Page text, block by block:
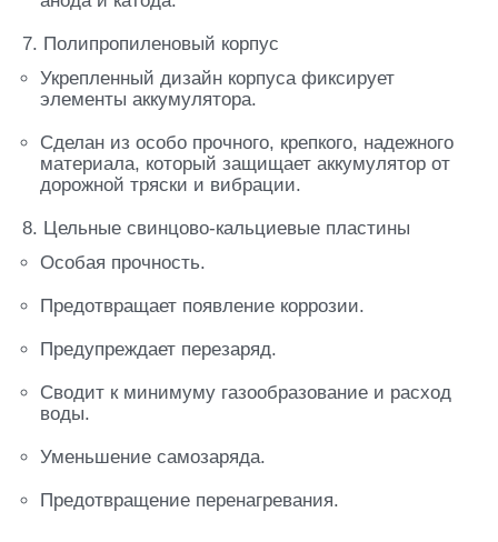
7. Полипропиленовый корпус
Укрепленный дизайн корпуса фиксирует
элементы аккумулятора.
Сделан из особо прочного, крепкого, надежного
материала, который защищает аккумулятор от
дорожной тряски и вибрации.
8. Цельные свинцово-кальциевые пластины
Особая прочность.
Предотвращает появление коррозии.
Предупреждает перезаряд.
Сводит к минимуму газообразование и расход
воды.
Уменьшение самозаряда.
Предотвращение перенагревания.